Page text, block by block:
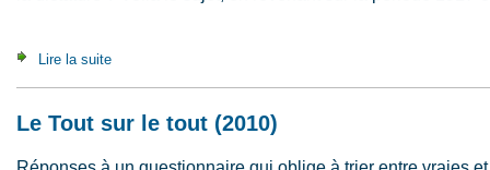
Lire la suite
Le Tout sur le tout (2010)